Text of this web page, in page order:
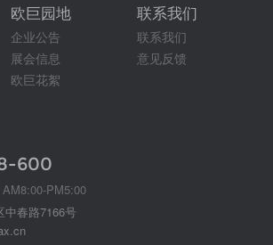
欧巨园地
企业公告
展会信息
欧巨花絮
联系我们
联系我们
意见反馈
600
PM5:00
中春路7166号